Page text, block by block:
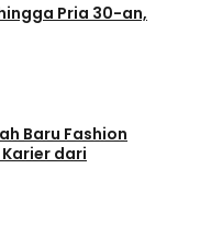
Pria 30-an,
Baru Fashion
dari